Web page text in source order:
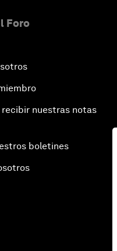
Foro
nuestras notas
boletines